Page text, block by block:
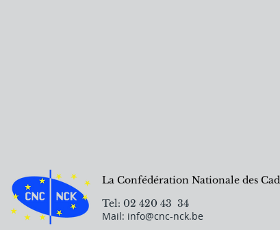
La Confédération Nationale des
Tel: 02 420 43 34
Mail: info@cnc-nck.be